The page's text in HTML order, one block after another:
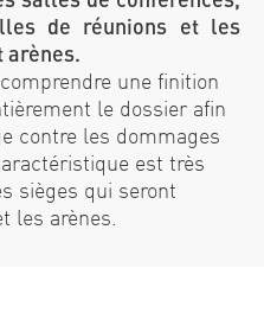
de réunions et les
arènes.
une finition
le dossier afin
contre les dommages
est très
sièges qui seront
les arènes.